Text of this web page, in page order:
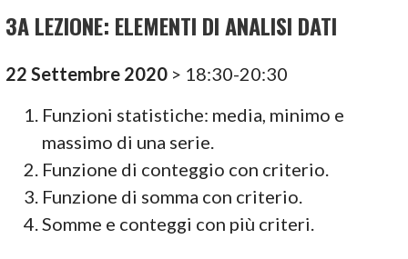
3A LEZIONE: ELEMENTI DI ANALISI DATI
22 Settembre 2020 > 18:30-20:30
Funzioni statistiche: media, minimo e
massimo di una serie.
Funzione di conteggio con criterio.
Funzione di somma con criterio.
Somme e conteggi con più criteri.